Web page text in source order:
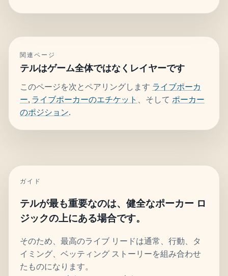
関連ページ
テルはゲーム全体ではなくレイヤーです
このページを次とペアリングします ライブポーカ
ー, ライブポーカーのエチケット 、そして ポーカー
のポジション.
ガイド
テルが最も重要なのは、健全なポーカー ロ
ジックの上にある場合です。
そのため、最高のライブ リードは通常、行動、タ
イミング、ベッティング ストーリーを組み合わせ
たものになります。